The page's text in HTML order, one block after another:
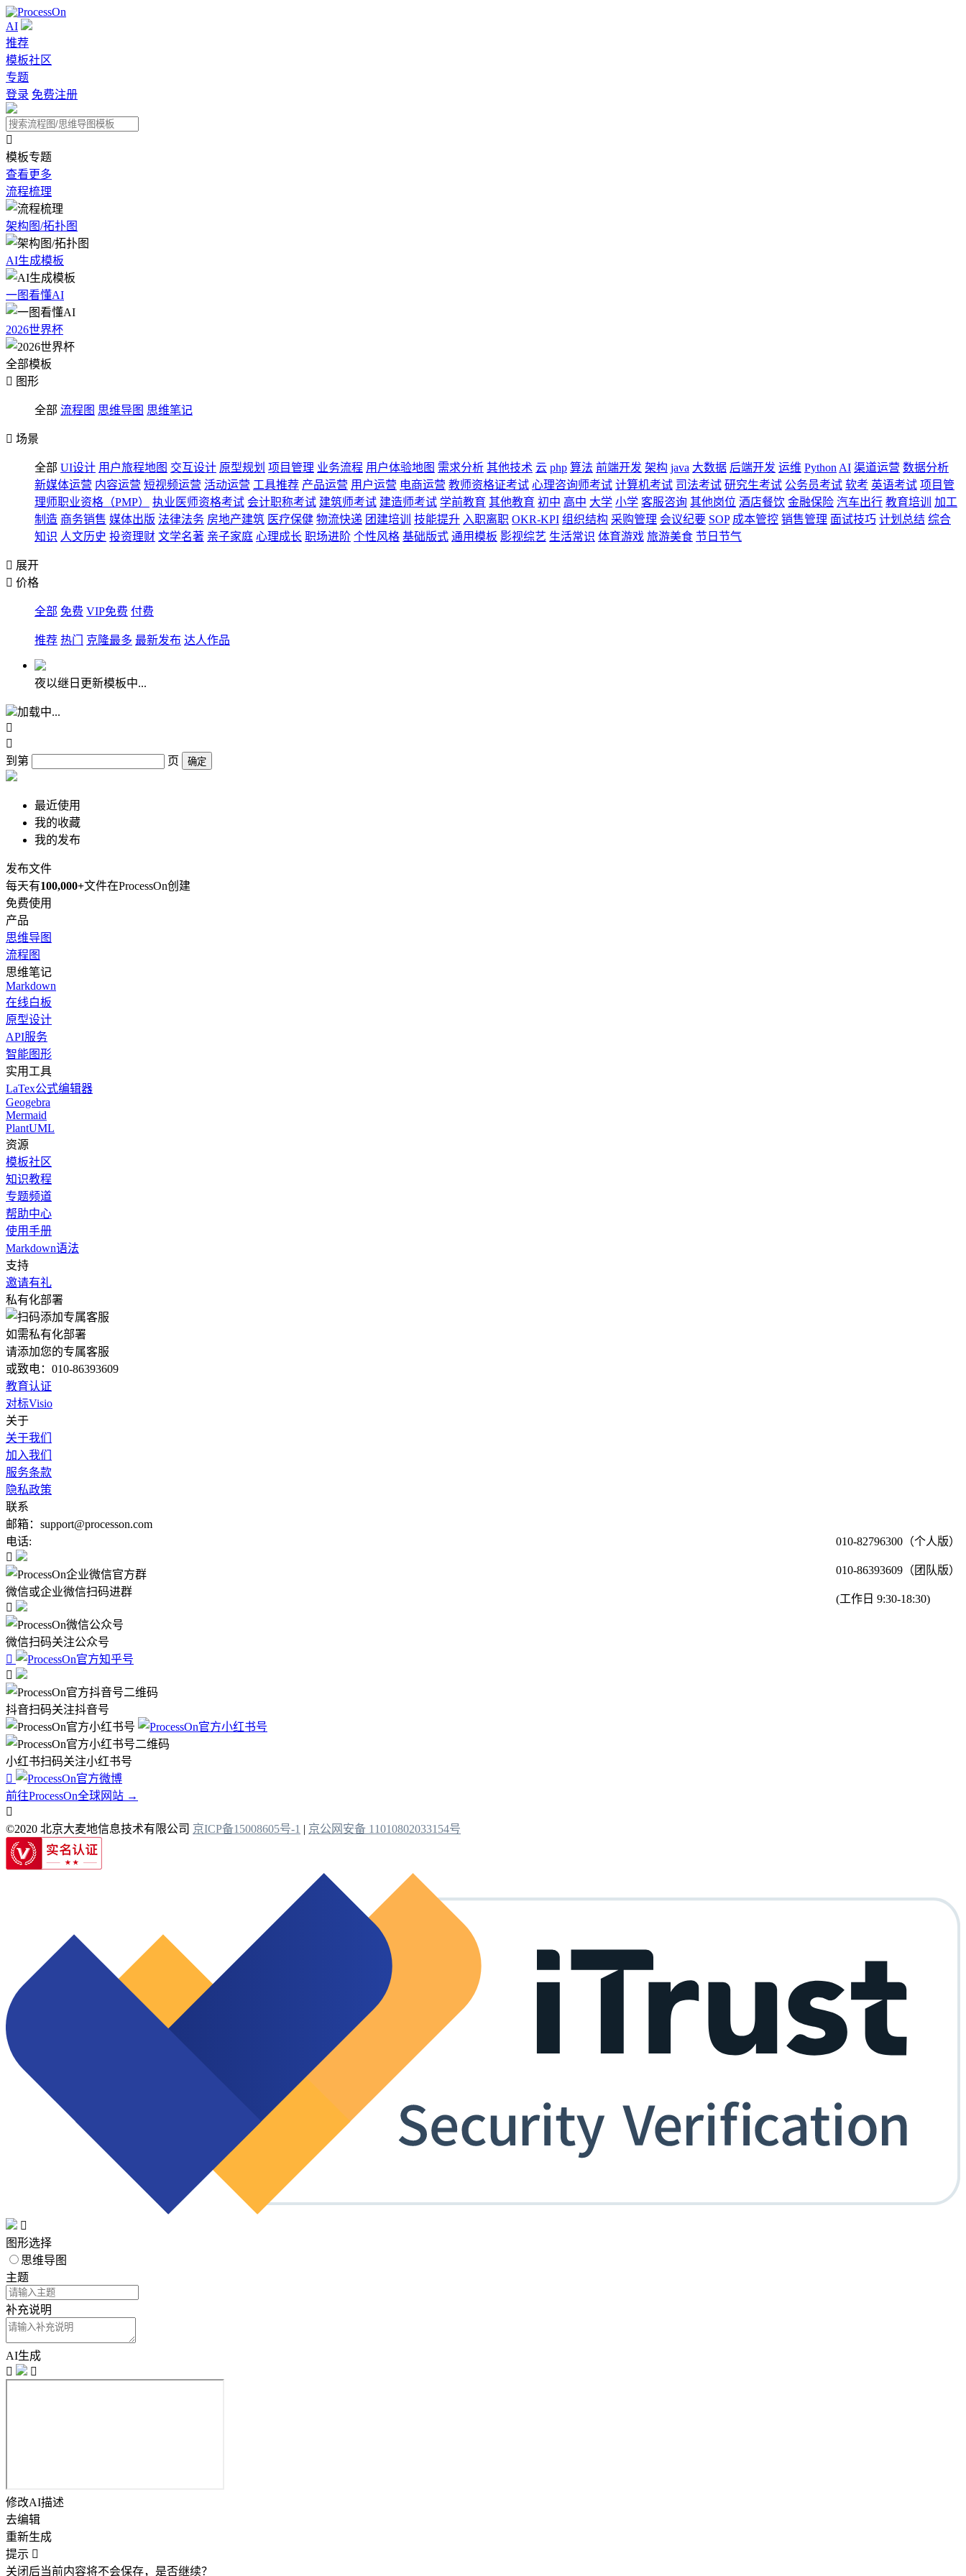
AI
推荐
模板社区
专题
登录 免费注册

模板专题
查看更多
流程梳理
架构图/拓扑图
AI生成模板
一图看懂AI
2026世界杯
全部模板
 图形
全部 流程图 思维导图 思维笔记
 场景
全部 UI设计 用户旅程地图 交互设计 原型规划 项目管理 业务流程 用户体验地图 需求分析 其他技术 云 php 算法 前端开发 架构 java 大数据 后端开发 运维 Python AI 渠道运营 数据分析
新媒体运营 内容运营 短视频运营 活动运营 工具推荐 产品运营 用户运营 电商运营 教师资格证考试 心理咨询师考试 计算机考试 司法考试 研究生考试 公务员考试 软考 英语考试 项目管
理师职业资格（PMP）
执业医师资格考试 会计职称考试 建筑师考试 建造师考试 学前教育 其他教育 初中 高中 大学 小学 客服咨询 其他岗位 酒店餐饮 金融保险 汽车出行 教育培训
加工
制造 商务销售 媒体出版 法律法务 房地产建筑 医疗保健 物流快递 团建培训 技能提升 入职离职 OKR-KPI 组织结构 采购管理 会议纪要 SOP 成本管控 销售管理 面试技巧 计划总结 综合
知识 人文历史 投资理财 文学名著 亲子家庭 心理成长 职场进阶 个性风格 基础版式 通用模板 影视综艺 生活常识 体育游戏 旅游美食 节日节气
 展开
 价格
全部 免费 VIP免费 付费
推荐 热门 克隆最多 最新发布 达人作品
夜以继日更新模板中...
加载中...


到第
页 确定
最近使用
我的收藏
我的发布
发布文件
每天有100,000+文件在ProcessOn创建
免费使用
产品
思维导图
流程图
思维笔记
Markdown
在线白板
原型设计
API服务
智能图形
实用工具
LaTex公式编辑器
Geogebra
Mermaid
PlantUML
资源
模板社区
知识教程
专题频道
帮助中心
使用手册
Markdown语法
支持
邀请有礼
私有化部署
如需私有化部署
请添加您的专属客服
或致电：010-86393609
教育认证
对标Visio
关于
关于我们
加入我们
服务条款
隐私政策
联系
邮箱：support@processon.com
电话:
010-82796300（个人版）
010-86393609（团队版）
(工作日 9:30-18:30)

微信或企业微信扫码进群

微信扫码关注公众号


抖音扫码关注抖音号
小红书扫码关注小红书号

前往ProcessOn全球网站 →

©2020 北京大麦地信息技术有限公司 京ICP备15008605号-1 | 京公网安备 11010802033154号

图形选择
思维导图
主题
补充说明
AI生成


修改AI描述
去编辑
重新生成
提示 
关闭后当前内容将不会保存，是否继续？